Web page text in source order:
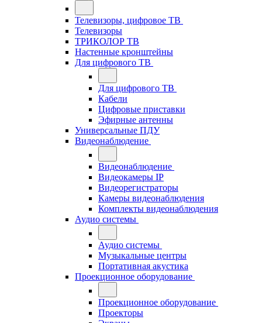
Телевизоры, цифровое ТВ
Телевизоры
ТРИКОЛОР ТВ
Настенные кронштейны
Для цифрового ТВ
Для цифрового ТВ
Кабели
Цифровые приставки
Эфирные антенны
Универсальные ПДУ
Видеонаблюдение
Видеонаблюдение
Видеокамеры IP
Видеорегистраторы
Камеры видеонаблюдения
Комплекты видеонаблюдения
Аудио системы
Аудио системы
Музыкальные центры
Портативная акустика
Проекционное оборудование
Проекционное оборудование
Проекторы